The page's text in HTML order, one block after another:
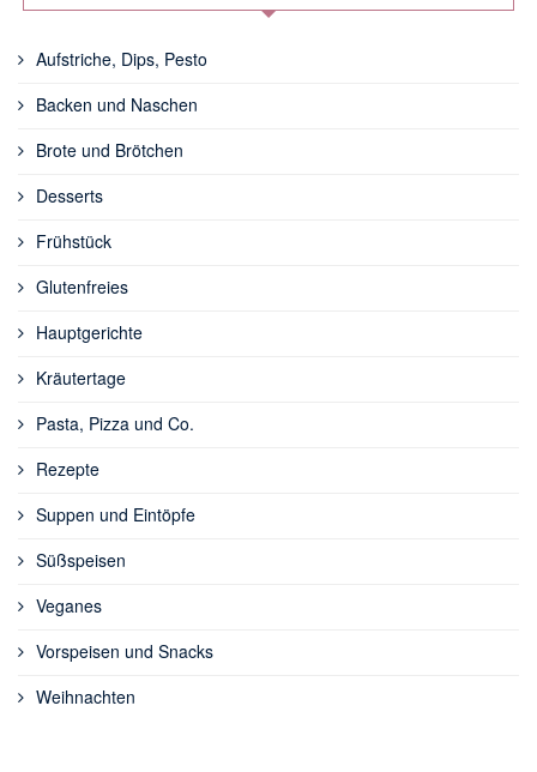
Aufstriche, Dips, Pesto
Backen und Naschen
Brote und Brötchen
Desserts
Frühstück
Glutenfreies
Hauptgerichte
Kräutertage
Pasta, Pizza und Co.
Rezepte
Suppen und Eintöpfe
Süßspeisen
Veganes
Vorspeisen und Snacks
Weihnachten